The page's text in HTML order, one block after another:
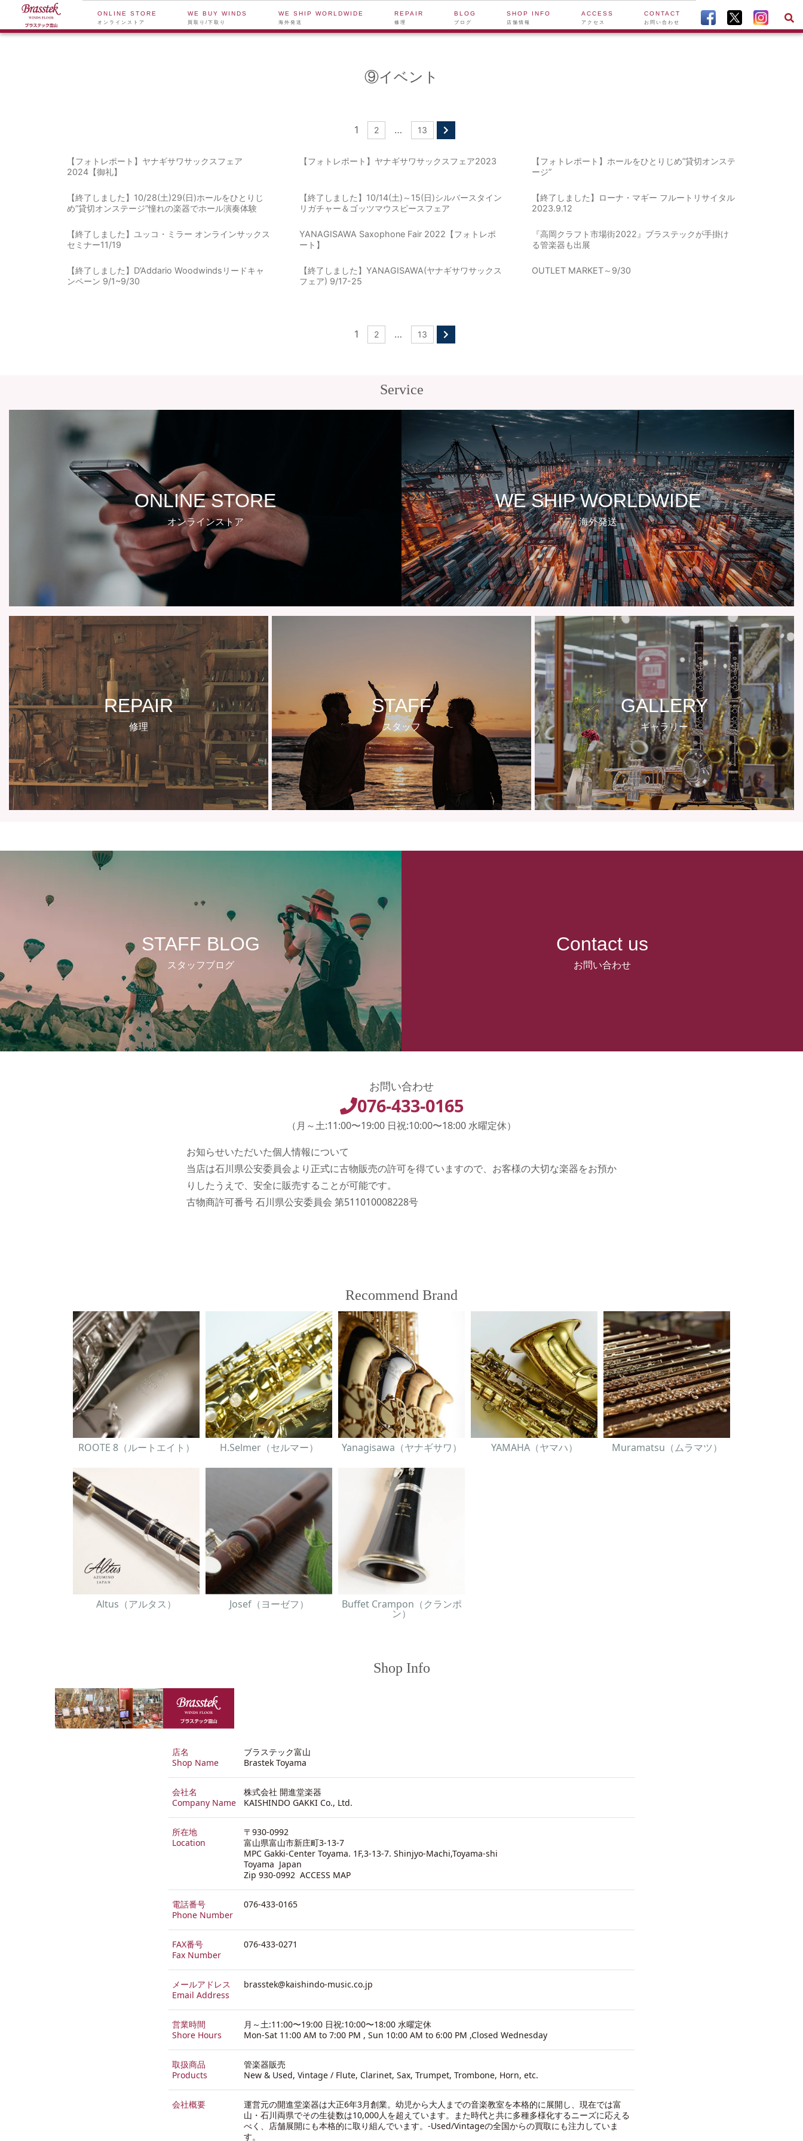
ONLINE STORE
オンラインストア
WE BUY WINDS
買取り/下取り
WE SHIP WORLDWIDE
海外発送
REPAIR
修理
BLOG
ブログ
SHOP INFO
店舗情報
ACCESS
アクセス
CONTACT
お問い合わせ
⑨イベント
1 2 … 13
【フォトレポート】ヤナギサワサックスフェア
2024【御礼】
【フォトレポート】ヤナギサワサックスフェア2023
【フォトレポート】ホールをひとりじめ”貸切オンステ
ージ”
【終了しました】10/28(土)29(日)ホールをひとりじ
め”貸切オンステージ”憧れの楽器でホール演奏体験
【終了しました】10/14(土)～15(日)シルバースタイン
リガチャー＆ゴッツマウスピースフェア
【終了しました】ローナ・マギー フルートリサイタル
2023.9.12
【終了しました】ユッコ・ミラー オンラインサックス
セミナー11/19
YANAGISAWA Saxophone Fair 2022【フォトレポ
ート】
『高岡クラフト市場街2022』ブラステックが手掛け
る管楽器も出展
【終了しました】D’Addario Woodwindsリードキャ
ンペーン 9/1~9/30
【終了しました】YANAGISAWA(ヤナギサワサックス
フェア) 9/17-25
OUTLET MARKET～9/30
1 2 … 13
Service
ONLINE STORE
オンラインストア
WE SHIP WORLDWIDE
海外発送
REPAIR
修理
STAFF
スタッフ
GALLERY
ギャラリー
STAFF BLOG
スタッフブログ
Contact us
お問い合わせ
お問い合わせ
076-433-0165
（月～土:11:00〜19:00 日祝:10:00〜18:00 水曜定休）
お知らせいただいた個人情報について
当店は石川県公安委員会より正式に古物販売の許可を得ていますので、お客様の大切な楽器をお預か
りしたうえで、安全に販売することが可能です。
古物商許可番号 石川県公安委員会 第511010008228号
Recommend Brand
ROOTE 8（ルートエイト） H.Selmer（セルマー） Yanagisawa（ヤナギサワ） YAMAHA（ヤマハ） Muramatsu（ムラマツ）
Altus（アルタス） Josef（ヨーゼフ） Buffet Crampon（クランポ
ン）
Shop Info
店名
Shop Name
ブラステック富山
Brastek Toyama
会社名
Company Name
株式会社 開進堂楽器
KAISHINDO GAKKI Co., Ltd.
所在地
Location
〒930-0992
富山県富山市新庄町3-13-7
MPC Gakki-Center Toyama. 1F,3-13-7. Shinjyo-Machi,Toyama-shi
Toyama Japan
Zip 930-0992 ACCESS MAP
電話番号
Phone Number
076-433-0165
FAX番号
Fax Number
076-433-0271
メールアドレス
Email Address
brasstek@kaishindo-music.co.jp
営業時間
Shore Hours
月～土:11:00〜19:00 日祝:10:00〜18:00 水曜定休
Mon-Sat 11:00 AM to 7:00 PM , Sun 10:00 AM to 6:00 PM ,Closed Wednesday
取扱商品
Products
管楽器販売
New & Used, Vintage / Flute, Clarinet, Sax, Trumpet, Trombone, Horn, etc.
会社概要
運営元の開進堂楽器は大正6年3月創業。幼児から大人までの音楽教室を本格的に展開し、現在では富
山・石川両県でその生徒数は10,000人を超えています。また時代と共に多種多様化するニーズに応える
べく、店舗展開にも本格的に取り組んでいます。-Used/Vintageの全国からの買取にも注力していま
す。